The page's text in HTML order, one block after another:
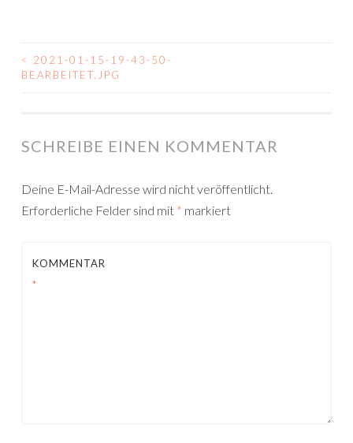
BEITRAGSNAVIGATION
<
2021-01-15-19-43-50-
BEARBEITET.JPG
SCHREIBE EINEN KOMMENTAR
Deine E-Mail-Adresse wird nicht veröffentlicht.
Erforderliche Felder sind mit * markiert
KOMMENTAR
*